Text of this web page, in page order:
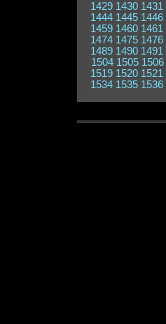
1429 1430 1431
1444 1445 1446
1459 1460 1461
1474 1475 1476
1489 1490 1491
1504 1505 1506
1519 1520 1521
1534 1535 1536